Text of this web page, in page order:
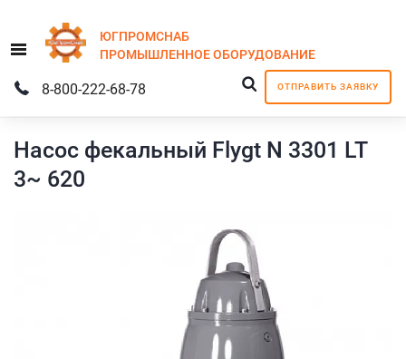
Menu
ЮГПРОМСНАБ
ПРОМЫШЛЕННОЕОБОРУДОВАНИЕ
ОТПРАВИТЬ ЗАЯВКУ
8-800-222-68-78
Насос фекальный Flygt N 3301 LT
3~ 620